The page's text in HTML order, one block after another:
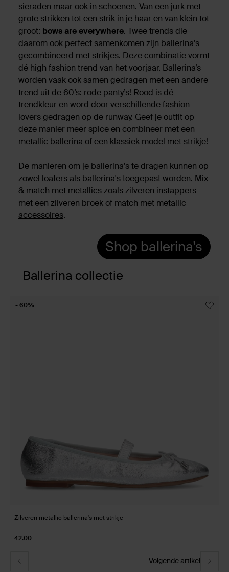
sieraden maar ook in schoenen. Van een jurk met
grote strikken tot een strik in je haar en van klein tot
groot: bows are everywhere. Twee trends die
daarom ook perfect samenkomen zijn ballerina's
gecombineerd met strikjes. Deze combinatie vormt
dé high fashion trend van het voorjaar. Ballerina’s
worden vaak ook samen gedragen met een andere
trend uit de 60’s: rode panty’s! Rood is dé
trendkleur en word door verschillende fashion
lovers gedragen op de runway. Geef je outfit op
deze manier meer spice en combineer met een
metallic ballerina of een klassiek model met strikje!
De manieren om je ballerina's te dragen kunnen op
zowel loafers als ballerina's toegepast worden. Mix
& match met metallics zoals zilveren instappers
met een zilveren broek of match met metallic
accessoires.
Shop ballerina's
Ballerina collectie
Zilveren metallic ballerina's met strikje
42.00
- 60%
Volgende artikel